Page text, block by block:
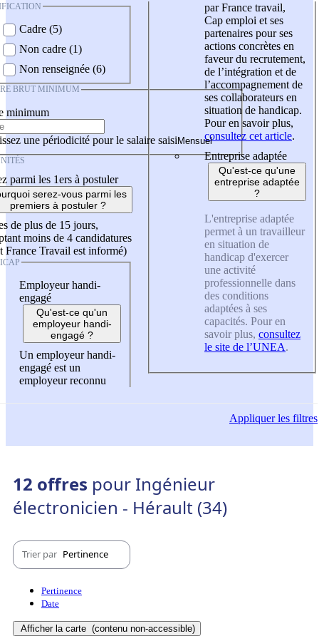
Cadre (5)
Non cadre (1)
Non renseignée (6)
BRUT MINIMUM
minimum
une périodicité pour le salaire saisi
parmi les 1ers à postuler
serez-vous parmi les
premiers à postuler ?
de plus de 15 jours,
moins de 4 candidatures
France Travail est informé)
Employeur handi-
engagé
Qu'est-ce qu'un
employeur handi-
engagé ?
Un employeur handi-
engagé est un
employeur reconnu
par France travail,
Cap emploi et ses
partenaires pour ses
actions concrètes en
faveur du recrutement,
de l’intégration et de
l’accompagnement de
ses collaborateurs en
situation de handicap.
Pour en savoir plus,
consultez cet article.
Entreprise adaptée
Qu'est-ce qu'une
entreprise adaptée
?
L'entreprise adaptée
permet à un travailleur
en situation de
handicap d'exercer
une activité
professionnelle dans
des conditions
adaptées à ses
capacités. Pour en
savoir plus, consultez
le site de l’UNEA.
Appliquerles filtres
12 offres pour Ingénieur
électronicien - Hérault (34)
Trier par Pertinence
Pertinence
Date
Afficher la carte (contenu non-accessible)